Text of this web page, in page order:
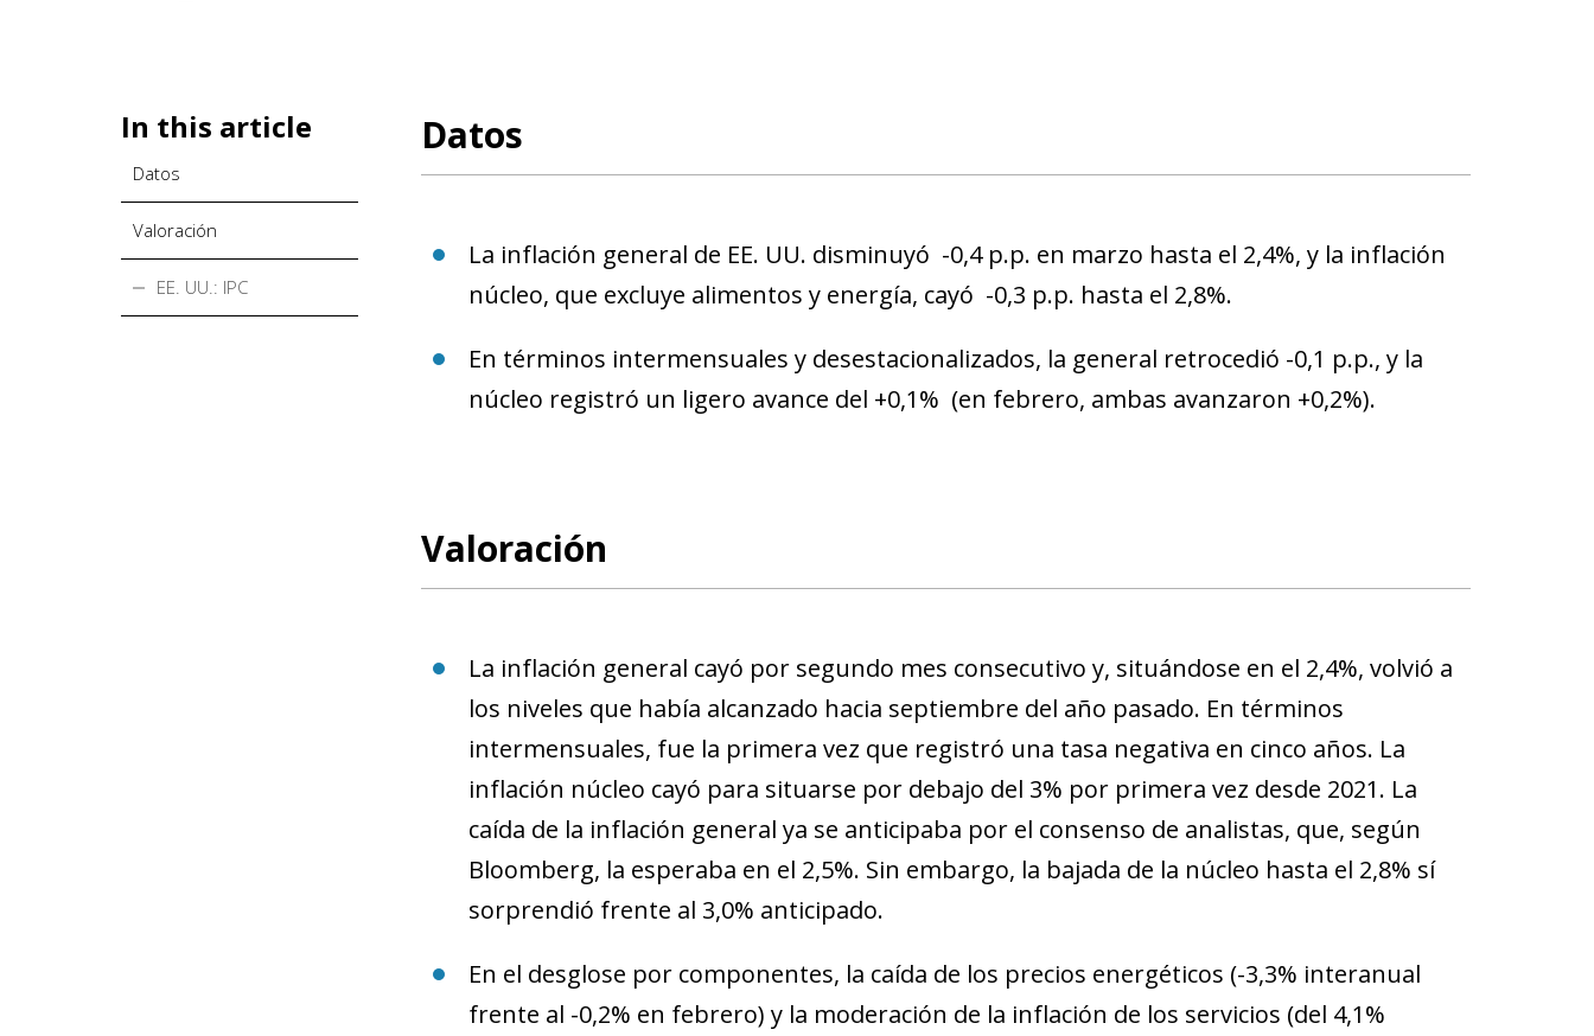
In this article
Datos
Valoración
EE. UU.: IPC
Datos
La inflación general de EE. UU. disminuyó -0,4 p.p. en marzo hasta el 2,4%, y la inflación
núcleo, que excluye alimentos y energía, cayó -0,3 p.p. hasta el 2,8%.
En términos intermensuales y desestacionalizados, la general retrocedió -0,1 p.p., y la
núcleo registró un ligero avance del +0,1% (en febrero, ambas avanzaron +0,2%).
Valoración
La inflación general cayó por segundo mes consecutivo y, situándose en el 2,4%, volvió a
los niveles que había alcanzado hacia septiembre del año pasado. En términos
intermensuales, fue la primera vez que registró una tasa negativa en cinco años. La
inflación núcleo cayó para situarse por debajo del 3% por primera vez desde 2021. La
caída de la inflación general ya se anticipaba por el consenso de analistas, que, según
Bloomberg, la esperaba en el 2,5%. Sin embargo, la bajada de la núcleo hasta el 2,8% sí
sorprendió frente al 3,0% anticipado.
En el desglose por componentes, la caída de los precios energéticos (-3,3% interanual
frente al -0,2% en febrero) y la moderación de la inflación de los servicios (del 4,1%